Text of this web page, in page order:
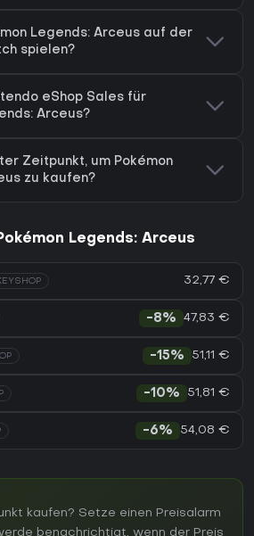
Legends: Arceus auf der
spielen?
eShop Sales für
Arceus?
Zeitpunkt, um Pokémon
zu kaufen?
Legends: Arceus
32,77 €
-8% 47,83 €
-15% 51,11 €
-10% 51,81 €
-6% 54,08 €
kaufen? Setze einen Preisalarm
benachrichtigt, wenn der Preis